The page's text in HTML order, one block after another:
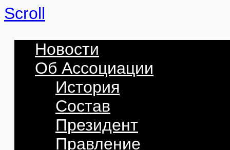
Scroll
Новости
Об Ассоциации
История
Состав
Президент
Правление